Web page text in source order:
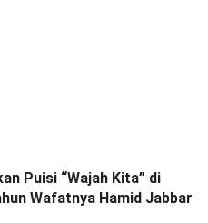
Puisi “Wajah Kita” di
Wafatnya Hamid Jabbar